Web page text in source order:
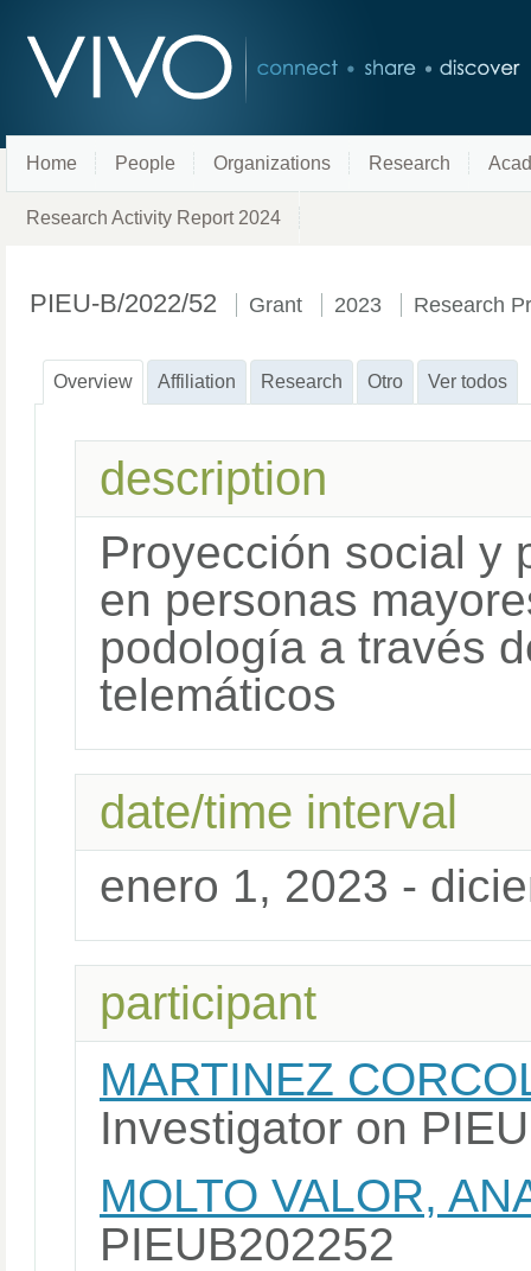
Home People Organizations Research
Research Activity Report 2024
PIEU-B/2022/52 Grant 2023 Research
Overview Affiliation Research Otro Ver todos
description
Proyección social y
en personas
podología a través
telemáticos
date/time interval
enero 1, 2023 -
participant
MARTINEZ
Investigator on
MOLTO VALOR,
PIEUB202252